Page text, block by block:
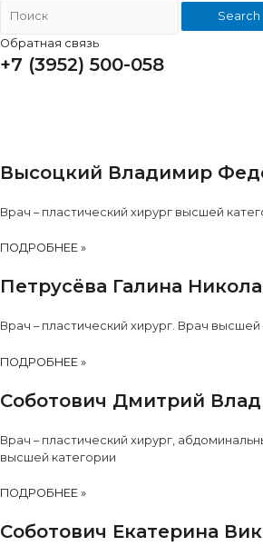
Search
Обратная связь
+7 (3952) 500-058
Высоцкий Владимир
Врач – пластический хирург высшей
ПОДРОБНЕЕ »
Петрусёва Галина
Врач – пластический хирург. Врач высшей
ПОДРОБНЕЕ »
Соботович Дмитрий
Врач – пластический хирург,
высшей категории
ПОДРОБНЕЕ »
Соботович Екатерина